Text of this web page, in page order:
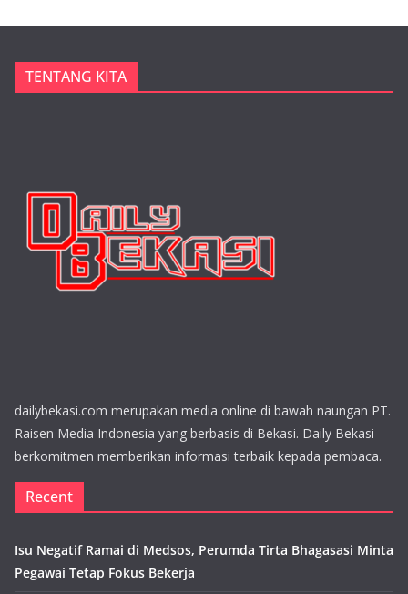
TENTANG KITA
dailybekasi.com merupakan media online di bawah naungan PT.
Raisen Media Indonesia yang berbasis di Bekasi. Daily Bekasi
berkomitmen memberikan informasi terbaik kepada pembaca.
Recent
Isu Negatif Ramai di Medsos, Perumda Tirta Bhagasasi Minta
Pegawai Tetap Fokus Bekerja